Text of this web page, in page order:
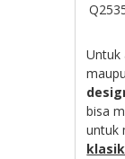
Untuk
bisa
untuk
klasik